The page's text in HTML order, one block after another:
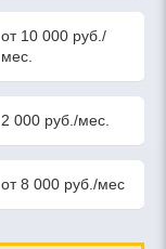
от 10 000 руб./
мес.
2 000 руб./мес.
от 8 000 руб./мес